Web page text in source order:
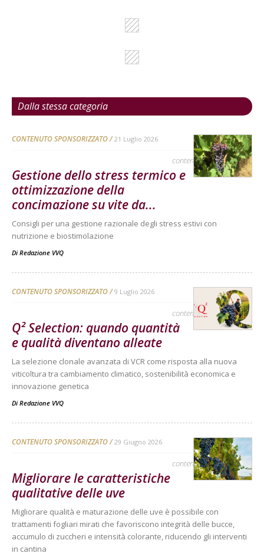
Dalla stessa categoria
CONTENUTO SPONSORIZZATO 21 Luglio 2026
contenuto sponsorizzato
Gestione dello stress termico e
ottimizzazione della
concimazione su vite da...
Consigli per una gestione razionale degli stress estivi con
nutrizione e biostimolazione
Di Redazione VVQ
CONTENUTO SPONSORIZZATO 9 Luglio 2026
contenuto sponsorizzato
Q² Selection: quando quantità
e qualità diventano alleate
La selezione clonale avanzata di VCR come risposta alla nuova
viticoltura tra cambiamento climatico, sostenibilità economica e
innovazione genetica
Di Redazione VVQ
CONTENUTO SPONSORIZZATO 29 Giugno 2026
contenuto sponsorizzato
Migliorare le caratteristiche
qualitative delle uve
Migliorare qualità e maturazione delle uve è possibile con
trattamenti fogliari mirati che favoriscono integrità delle bucce,
accumulo di zuccheri e intensità colorante, riducendo gli interventi
in cantina